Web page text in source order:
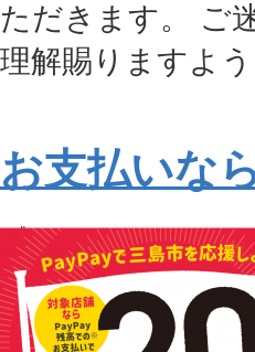
ただきます。 ご
理解賜りますよ
お支払いな